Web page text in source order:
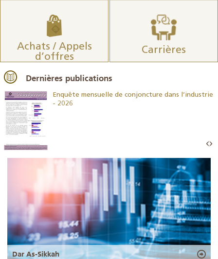
Achats / Appels
d’offres
Carrières
Dernières publications
Enquête mensuelle de conjoncture dans l’industrie
- 2026
Dar As-Sikkah